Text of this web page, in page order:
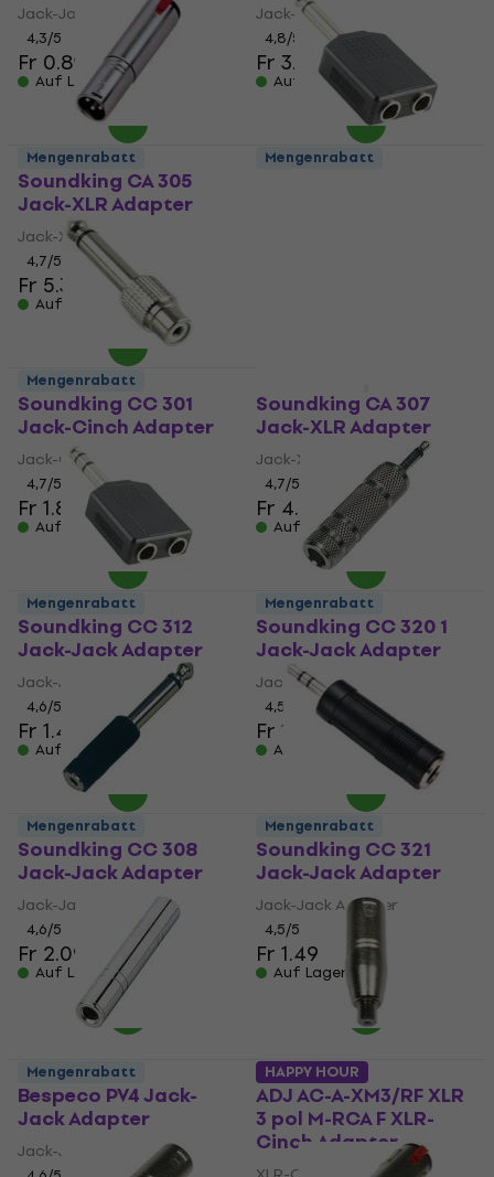
Jack-Jack Adapter
4,3/5
Fr 0.89
Auf Lager
Jack-XLR Adapter
4,8/5
Fr 3.59
Auf Lager
Soundking CA 305
Jack-XLR Adapter
Jack-XLR Adapter
4,7/5
Fr 5.39
Auf Lager
Mengenrabatt
Soundking CC 301
Jack-Cinch Adapter
Jack-Cinch Adapter
4,7/5
Fr 1.89
Auf Lager
Mengenrabatt
Soundking CA 307
Jack-XLR Adapter
Jack-XLR Adapter
4,7/5
Fr 4.49
Auf Lager
Mengenrabatt
Soundking CC 312
Jack-Jack Adapter
Jack-Jack Adapter
4,6/5
Fr 1.49
Auf Lager
Soundking CC 320 1
Jack-Jack Adapter
Jack-Jack Adapter
4,5
Fr 1.69
Auf Lager
Mengenrabatt
Soundking CC 308
Jack-Jack Adapter
Jack-Jack Adapter
4,6/5
Fr 2.09
Auf Lager
Mengenrabatt
Soundking CC 321
Jack-Jack Adapter
Jack-Jack Adapter
4,5/5
Fr 1.49
Auf Lager
Mengenrabatt
Bespeco PV4 Jack-
Jack Adapter
Jack-Jack Adapter
Mengenrabatt
ADJ AC-A-XM3/RF XLR
3 pol M-RCA F XLR-
Cinch Adapter
Mengenrabatt HAPPY HOUR